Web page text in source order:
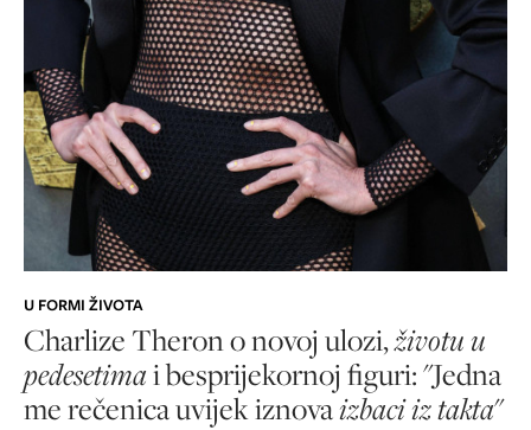
U FORMI ŽIVOTA
Charlize Theron o novoj ulozi,životu u
pedesetimai besprijekornoj figuri: "Jedna
me rečenica uvijek iznovaizbaci iz takta"